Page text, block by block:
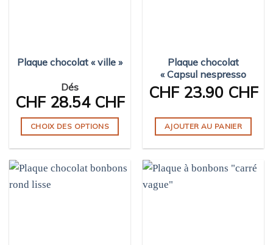
Plaque chocolat « ville »
Dés
CHF28.54 CHF
CHOIX DES OPTIONS
a
Plaque chocolat
« Capsul nespresso
CHF23.90 CHF
AJOUTER AU PANIER